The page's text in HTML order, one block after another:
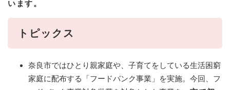
います。​
トピックス
奈良市ではひとり親家庭や、子育てをしている生活困窮
家庭に配布する「フードバンク事業」を実施。今回、フ